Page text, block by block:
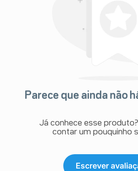
Parece que ainda não
Já conhece esse
contar um pouquinho
Escrever